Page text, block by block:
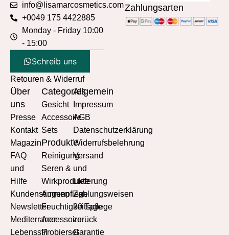
info@lisamarcosmetics.com
+0049 175 4422885
Monday - Friday 10:00
- 15:00
Schreib uns
Retouren & Widerruf
Über
uns
Presse
Kontakt
Magazin
FAQ
und
Hilfe
Kundenstimmen
Newsletter
Mediterraner
Lebensstil
Categories
Gesicht
Accessoire
Sets
Produkte
Reinigung
Seren &
Wirkprodukte
Augenpflege
Feuchtigkeitspflege
Accessoire
Probierset
Allgemein
Impressum
AGB
Datenschutzerklärung
Widerrufsbelehrung
Versand
und
Lieferung
Zahlungsweisen
30 Tage
zurück
Garantie
Zahlungsarten